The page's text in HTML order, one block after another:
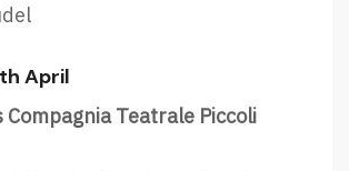
April
Compagnia Teatrale Piccoli